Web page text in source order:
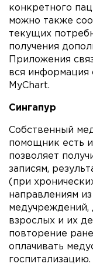
конкретного
можно также
текущих
получения
Приложения
вся информация
MyChart.
Сингапур
Собственный
помощник есть
позволяет
записям,
(при
направлениям
медучреждений,
взрослых и их
повторение
оплачивать